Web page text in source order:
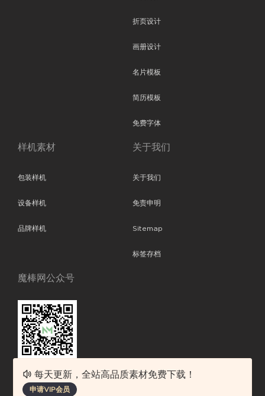
折页设计
画册设计
名片模板
简历模板
免费字体
样机素材
包装样机
设备样机
品牌样机
关于我们
关于我们
免责申明
Sitemap
标签存档
魔棒网公众号
魔棒网提供优质设计模板下载，分享优秀的设计。素材包含了APP设计、
每天更新，全站高品质素材免费下载！
申请VIP会员